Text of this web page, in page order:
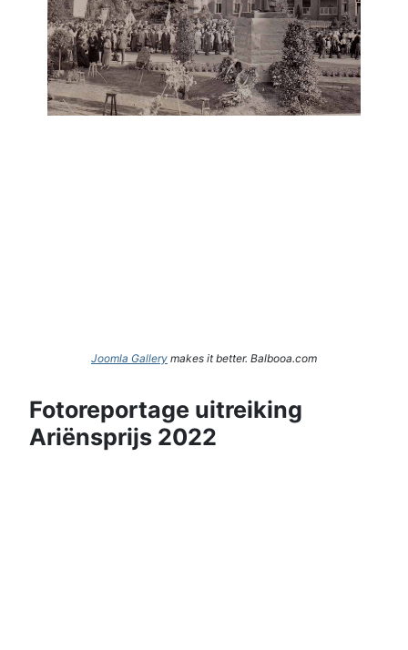
Joomla Gallery makes it better. Balbooa.com
Fotoreportage uitreiking
Ariënsprijs 2022